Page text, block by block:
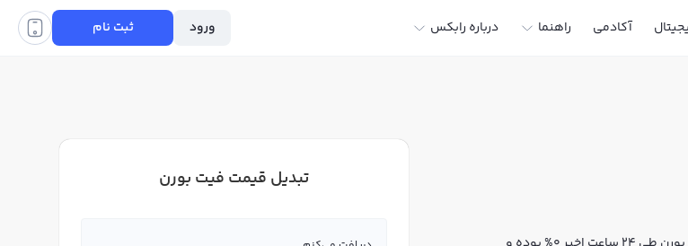
آکادمی راهنما درباره رابکس ورود ثبت نام
تبدیل قیمت فیت بورن